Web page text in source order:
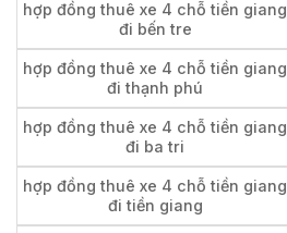
hợp đồng thuê xe 4 chỗ tiền giang
đi bến tre
hợp đồng thuê xe 4 chỗ tiền giang
đi thạnh phú
hợp đồng thuê xe 4 chỗ tiền giang
đi ba tri
hợp đồng thuê xe 4 chỗ tiền giang
đi tiền giang